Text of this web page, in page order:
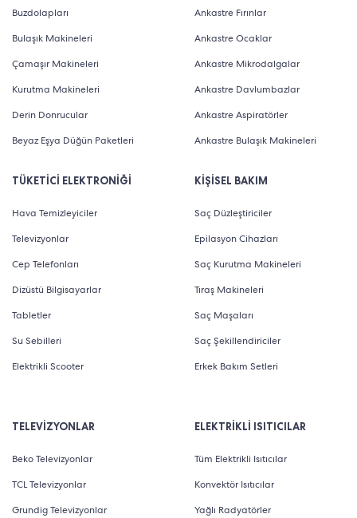
Buzdolapları
Bulaşık Makineleri
Çamaşır Makineleri
Kurutma Makineleri
Derin Donrucular
Beyaz Eşya Düğün Paketleri
TÜKETİCİ ELEKTRONİĞİ
Hava Temizleyiciler
Televizyonlar
Cep Telefonları
Dizüstü Bilgisayarlar
Tabletler
Su Sebilleri
Elektrikli Scooter
Ankastre Fırınlar
Ankastre Ocaklar
Ankastre Mikrodalgalar
Ankastre Davlumbazlar
Ankastre Aspiratörler
Ankastre Bulaşık Makineleri
KİŞİSEL BAKIM
Saç Düzleştiriciler
Epilasyon Cihazları
Saç Kurutma Makineleri
Tıraş Makineleri
Saç Maşaları
Saç Şekillendiriciler
Erkek Bakım Setleri
TELEVİZYONLAR
Beko Televizyonlar
TCL Televizyonlar
Grundig Televizyonlar
ELEKTRİKLİ ISITICILAR
Tüm Elektrikli Isıtıcılar
Konvektör Isıtıcılar
Yağlı Radyatörler